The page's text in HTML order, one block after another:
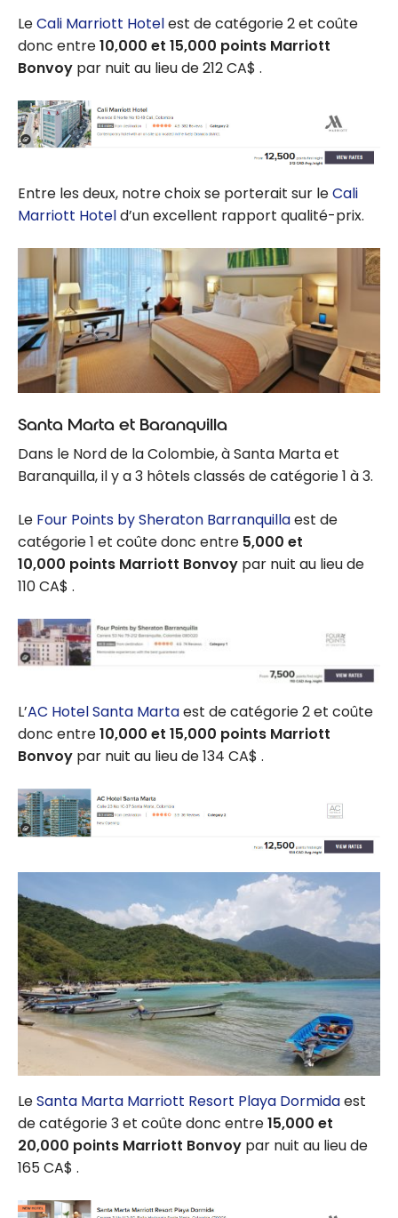
LeCali Marriott Hotelest de catégorie 2 et coûte
donc entre10,000 et 15,000 points Marriott
Bonvoy par nuit au lieu de 212 CA$ .
Entre les deux, notre choix se porterait sur leCali
Marriott Hoteld’un excellent rapport qualité-prix.
Santa Marta et Baranquilla
Dans le Nord de la Colombie, à Santa Marta et
Baranquilla, il y a 3 hôtels classés de catégorie 1 à 3.
Le Four Points by Sheraton Barranquillaest de
catégorie 1 et coûte donc entre 5,000 et
10,000 points Marriott Bonvoy par nuit au lieu de
110 CA$ .
L’AC Hotel Santa Martaest de catégorie 2 et coûte
donc entre10,000 et 15,000 points Marriott
Bonvoy par nuit au lieu de 134 CA$ .
LeSanta Marta Marriott Resort Playa Dormidaest
de catégorie 3 et coûte donc entre15,000 et
20,000 points Marriott Bonvoy par nuit au lieu de
165 CA$ .